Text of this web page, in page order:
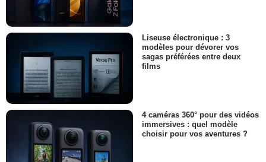
Liseuse électronique : 3
modèles pour dévorer vos
sagas préférées entre deux
films
4 caméras 360° pour des vidéos
immersives : quel modèle
choisir pour vos aventures ?